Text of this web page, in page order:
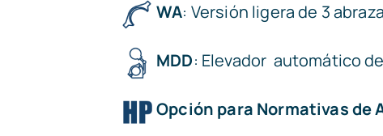
WA: Versión ligera de 3
MDD: Elevador automático
Opción para Normativas de